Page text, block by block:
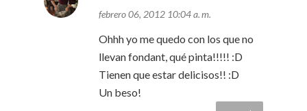
febrero 06, 2012 10:04 a. m.
Ohhh yo me quedo con los que no
llevan fondant, qué pinta!!!!! :D
Tienen que estar delicisos!! :D
Un beso!